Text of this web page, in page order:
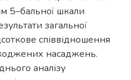
5–бальної шкали
загальної
співвідношення
насаджень.
аналізу